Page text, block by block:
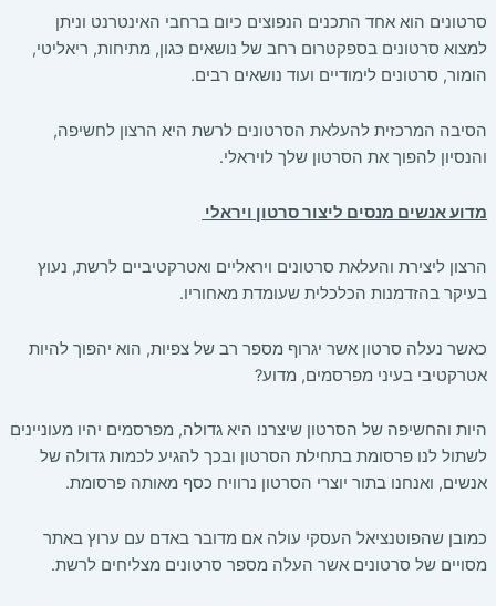
סרטונים הוא אחד התכנים הנפוצים כיום ברחבי האינטרנט וניתן
למצוא סרטונים בספקטרום רחב של נושאים כגון, מתיחות, ריאליטי,
הומור, סרטונים לימודיים ועוד נושאים רבים.
הסיבה המרכזית להעלאת הסרטונים לרשת היא הרצון לחשיפה,
והנסיון להפוך את הסרטון שלך לויראלי.
מדוע אנשים מנסים ליצור סרטון ויראלי
הרצון ליצירת והעלאת סרטונים ויראליים ואטרקטיביים לרשת, נעוץ
בעיקר בהזדמנות הכלכלית שעומדת מאחוריו.
כאשר נעלה סרטון אשר יגרוף מספר רב של צפיות, הוא יהפוך להיות
אטרקטיבי בעיני מפרסמים, מדוע?
היות והחשיפה של הסרטון שיצרנו היא גדולה, מפרסמים יהיו מעוניינים
לשתול לנו פרסומת בתחילת הסרטון ובכך להגיע לכמות גדולה של
אנשים, ואנחנו בתור יוצרי הסרטון נרוויח כסף מאותה פרסומת.
כמובן שהפוטנציאל העסקי עולה אם מדובר באדם עם ערוץ באתר
מסויים של סרטונים אשר העלה מספר סרטונים מצליחים לרשת.